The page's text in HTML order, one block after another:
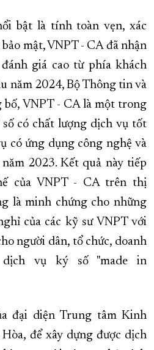
bật là tính toàn vẹn, xác
mật, VNPT - CA đã nhận
giá cao từ phía khách
năm 2024, Bộ Thông tin và
VNPT - CA là một trong
có chất lượng dịch vụ tốt
có ứng dụng công nghệ và
2023. Kết quả này tiếp
của VNPT - CA trên thị
là minh chứng cho những
của các kỹ sư VNPT với
người dân, tổ chức, doanh
dịch vụ ký số "made in
đại diện Trung tâm Kinh
để xây dựng được dịch